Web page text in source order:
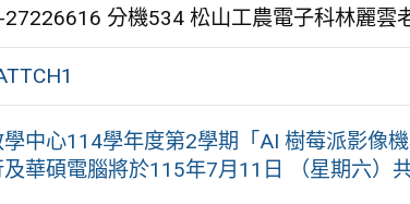
分機534 松山工農電子科林麗雲
中心114學年度第2學期「AI 樹莓派影像機
華碩電腦將於115年7月11日 （星期六）